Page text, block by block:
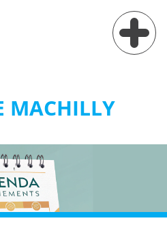
MACHILLY
pratique
Village